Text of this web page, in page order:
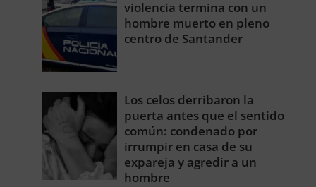
violencia termina con un
hombre muerto en pleno
centro de Santander
Los celos derribaron la
puerta antes que el sentido
común: condenado por
irrumpir en casa de su
expareja y agredir a un
hombre